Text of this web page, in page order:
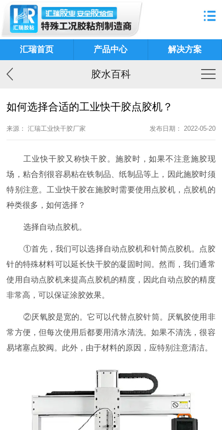
汇瑞首页 产品中心 解决方案
胶水百科
如何选择合适的工业快干胶点胶机？
来源： 汇瑞工业快干胶厂家 发布日期： 2022-05-20
工业快干胶又称快干胶。施胶时，如果不注意施胶现
场，粘合剂很容易粘在铁制品、纸制品等上，因此施胶时须
特别注意。工业快干胶在施胶时需要使用点胶机，点胶机的
种类很多，如何选择？
选择自动点胶机。
①首先，我们可以选择自动点胶机和针简点胶机。点胶
针的特殊材料可以延长快干胶的凝固时间。然而，我们通常
使用自动点胶机来提高点胶机的精度，因此自动点胶的精度
非常高，可以保证涂胶效果。
②厌氧胶是宽的。它可以代替点胶针筒。厌氧胶使用非
常方便，但每次使用后都要用清水清洗。如果不清洗，很容
易堵塞点胶阀。此外，由于材料的原因，应特别注意清洁。